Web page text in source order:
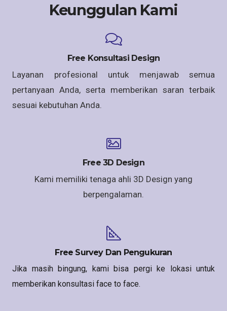
Keunggulan Kami
Free Konsultasi Design
Layanan profesional untuk menjawab semua
pertanyaan Anda, serta memberikan saran terbaik
sesuai kebutuhan Anda.
Free 3D Design
Kami memiliki tenaga ahli 3D Design yang
berpengalaman.
Free Survey Dan Pengukuran
Jika masih bingung, kami bisa pergi ke lokasi untuk
memberikan konsultasi face to face.